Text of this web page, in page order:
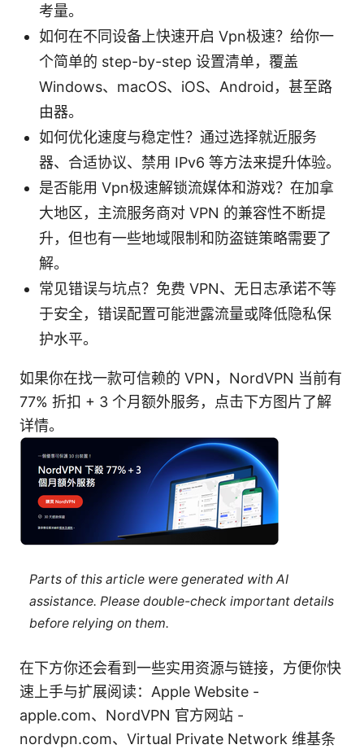
考量。
如何在不同设备上快速开启 Vpn极速？给你一
个简单的 step-by-step 设置清单，覆盖
Windows、macOS、iOS、Android，甚至路
由器。
如何优化速度与稳定性？通过选择就近服务
器、合适协议、禁用 IPv6 等方法来提升体验。
是否能用 Vpn极速解锁流媒体和游戏？在加拿
大地区，主流服务商对 VPN 的兼容性不断提
升，但也有一些地域限制和防盗链策略需要了
解。
常见错误与坑点？免费 VPN、无日志承诺不等
于安全，错误配置可能泄露流量或降低隐私保
护水平。
如果你在找一款可信赖的 VPN，NordVPN 当前有
77% 折扣 + 3 个月额外服务，点击下方图片了解
详情。
Parts of this article were generated with AI
assistance. Please double-check important details
before relying on them.
在下方你还会看到一些实用资源与链接，方便你快
速上手与扩展阅读：Apple Website -
apple.com、NordVPN 官方网站 -
nordvpn.com、Virtual Private Network 维基条